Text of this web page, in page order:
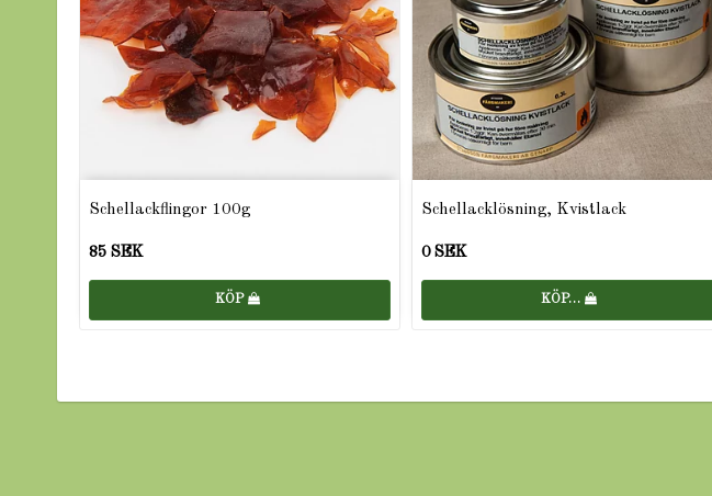
Schellackflingor 100g
85 SEK
KÖP
Schellacklösning, Kvistlack
0 SEK
KÖP…